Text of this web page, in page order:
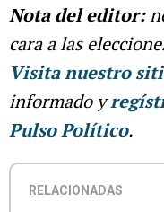
Nota del editor:
cara a las
Visita nuestro
informado y
Pulso Político.
RELACIONADAS